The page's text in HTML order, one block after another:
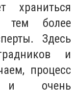
тем более
Здесь
и
процесс
и очень